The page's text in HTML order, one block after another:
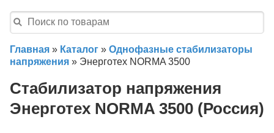
Главная » Каталог » Однофазные стабилизаторы
напряжения » Энерготех NORMA 3500
Стабилизатор напряжения
Энерготех NORMA 3500 (Россия)